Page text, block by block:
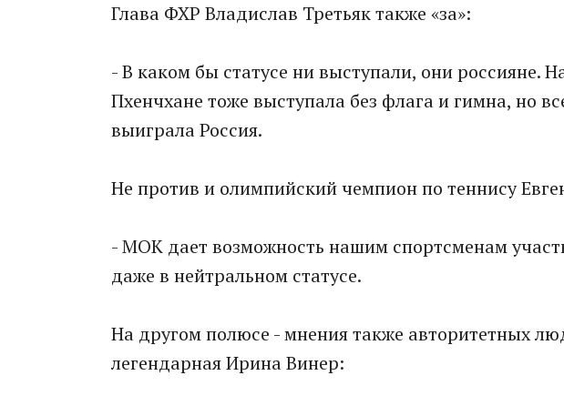
Глава ФХР Владислав Третьяк также «за»:
- В каком бы статусе ни выступали, они россияне.
Пхенчхане тоже выступала без флага и гимна, но
выиграла Россия.
Не против и олимпийский чемпион по теннису
- МОК дает возможность нашим спортсменам
даже в нейтральном статусе.
На другом полюсе - мнения также авторитетных
легендарная Ирина Винер: